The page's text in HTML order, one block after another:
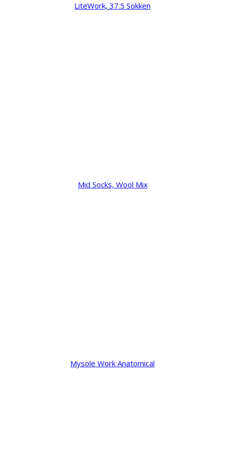
LiteWork, 37.5 Sokken
Mid Socks, Wool Mix
Mysole Work Anatomical